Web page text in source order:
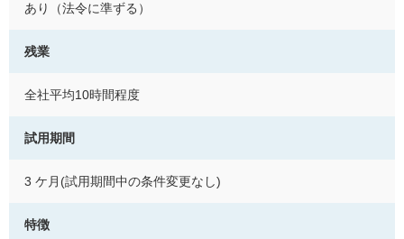
あり（法令に準ずる）
残業
全社平均10時間程度
試用期間
3 ケ月(試用期間中の条件変更なし)
特徴